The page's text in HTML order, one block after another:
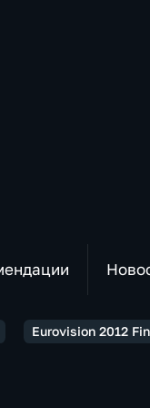
Eurovision 2012